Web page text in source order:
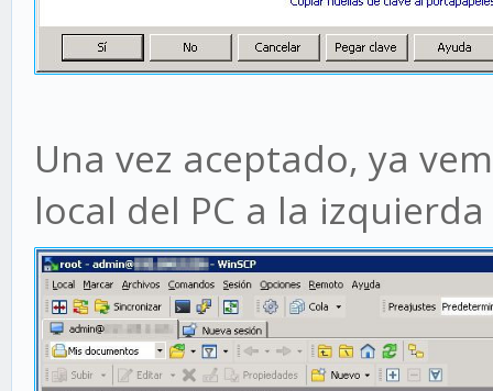
Una vez aceptado, ya
local del PC a la